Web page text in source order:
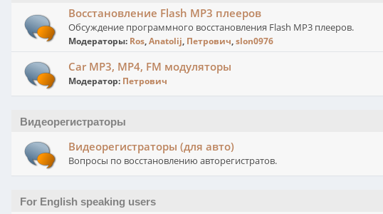
Восстановление Flash MP3 плееров
Обсуждение программного восстановления Flash MP3 плееров.
Модераторы: Ros,Anatolij, Петрович,slon0976
Car MP3, MP4, FM модуляторы
Модератор: Петрович
Видеорегистраторы
Видеорегистраторы (для авто)
Вопросы по восстановлению авторегистратов.
For English speaking users